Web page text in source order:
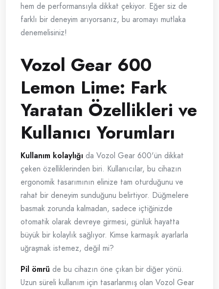
hem de performansıyla dikkat çekiyor. Eğer siz de
farklı bir deneyim arıyorsanız, bu aromayı mutlaka
denemelisiniz!
Vozol Gear 600
Lemon Lime: Fark
Yaratan Özellikleri ve
Kullanıcı Yorumları
Kullanım kolaylığı da Vozol Gear 600'ün dikkat
çeken özelliklerinden biri. Kullanıcılar, bu cihazın
ergonomik tasarımının elinize tam oturduğunu ve
rahat bir deneyim sunduğunu belirtiyor. Düğmelere
basmak zorunda kalmadan, sadece içtiğinizde
otomatik olarak devreye girmesi, günlük hayatta
büyük bir kolaylık sağlıyor. Kimse karmaşık ayarlarla
uğraşmak istemez, değil mi?
Pil ömrü de bu cihazın öne çıkan bir diğer yönü.
Uzun süreli kullanım için tasarlanmış olan Vozol Gear